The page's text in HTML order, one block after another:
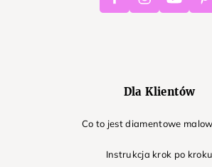
Dla Klientów
Co to jest diamentowe
Instrukcja krok po kroku